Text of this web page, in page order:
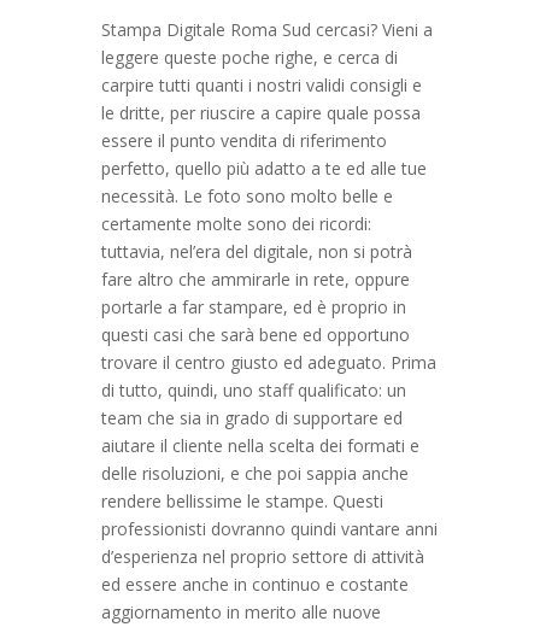
Stampa Digitale Roma Sud cercasi? Vieni a
leggere queste poche righe, e cerca di
carpire tutti quanti i nostri validi consigli e
le dritte, per riuscire a capire quale possa
essere il punto vendita di riferimento
perfetto, quello più adatto a te ed alle tue
necessità. Le foto sono molto belle e
certamente molte sono dei ricordi:
tuttavia, nel’era del digitale, non si potrà
fare altro che ammirarle in rete, oppure
portarle a far stampare, ed è proprio in
questi casi che sarà bene ed opportuno
trovare il centro giusto ed adeguato. Prima
di tutto, quindi, uno staff qualificato: un
team che sia in grado di supportare ed
aiutare il cliente nella scelta dei formati e
delle risoluzioni, e che poi sappia anche
rendere bellissime le stampe. Questi
professionisti dovranno quindi vantare anni
d’esperienza nel proprio settore di attività
ed essere anche in continuo e costante
aggiornamento in merito alle nuove